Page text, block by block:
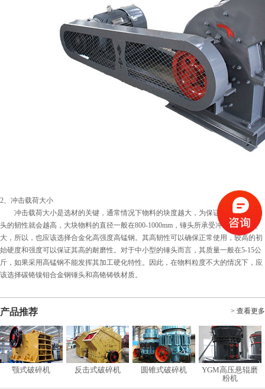
2、冲击载荷大小
冲击载荷大小是选材的关键，通常情况下物料的块度越大，为保证其性能需要锤
头的韧性就会越高，大块物料的直径一般在800-1000mm，锤头所承受冲击载荷也更
大，所以，也应该选择合金化高强度高锰钢。其高韧性可以确保正常使用，较高的初
始硬度和强度可以保证其高的耐磨性。对于中小型的锤头而言，其质量一般在5-15公
斤，如果采用高锰钢不能发挥其加工硬化特性。因此，在物料粒度不大的情况下，应
该选择碳铬镍钼合金钢锤头和高铬铸铁材质。
产品推荐 > 查看更多
颚式破碎机 反击式破碎机 圆锥式破碎机
YGM高压悬辊磨
粉机